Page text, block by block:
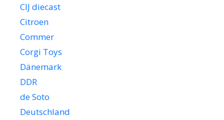
CIJ diecast
Citroen
Commer
Corgi Toys
Dänemark
DDR
de Soto
Deutschland